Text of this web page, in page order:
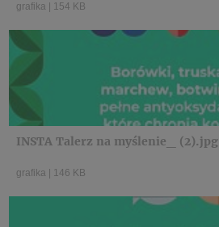
grafika 154 KB
INSTA Talerz na myślenie_ (2).jpg
grafika 146 KB